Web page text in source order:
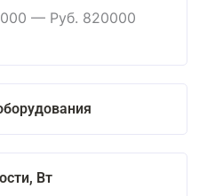
— Руб. 820000
Вт